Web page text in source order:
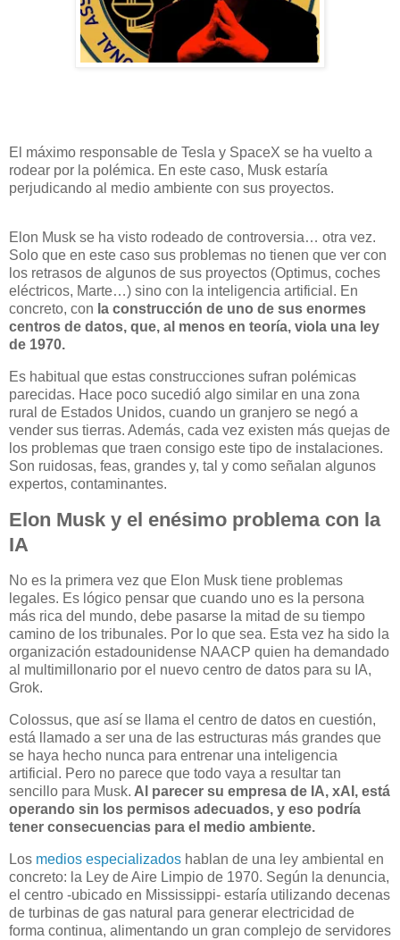
El máximo responsable de Tesla y SpaceX se ha vuelto a
rodear por la polémica. En este caso, Musk estaría
perjudicando al medio ambiente con sus proyectos.
Elon Musk se ha visto rodeado de controversia… otra vez.
Solo que en este caso sus problemas no tienen que ver con
los retrasos de algunos de sus proyectos (Optimus, coches
eléctricos, Marte…) sino con la inteligencia artificial. En
concreto, con la construcción de uno de sus enormes
centros de datos, que, al menos en teoría, viola una ley
de 1970.
Es habitual que estas construcciones sufran polémicas
parecidas. Hace poco sucedió algo similar en una zona
rural de Estados Unidos, cuando un granjero se negó a
vender sus tierras. Además, cada vez existen más quejas de
los problemas que traen consigo este tipo de instalaciones.
Son ruidosas, feas, grandes y, tal y como señalan algunos
expertos, contaminantes.
Elon Musk y el enésimo problema con la
IA
No es la primera vez que Elon Musk tiene problemas
legales. Es lógico pensar que cuando uno es la persona
más rica del mundo, debe pasarse la mitad de su tiempo
camino de los tribunales. Por lo que sea. Esta vez ha sido la
organización estadounidense NAACP quien ha demandado
al multimillonario por el nuevo centro de datos para su IA,
Grok.
Colossus, que así se llama el centro de datos en cuestión,
está llamado a ser una de las estructuras más grandes que
se haya hecho nunca para entrenar una inteligencia
artificial. Pero no parece que todo vaya a resultar tan
sencillo para Musk. Al parecer su empresa de IA, xAI, está
operando sin los permisos adecuados, y eso podría
tener consecuencias para el medio ambiente.
Los medios especializados hablan de una ley ambiental en
concreto: la Ley de Aire Limpio de 1970. Según la denuncia,
el centro -ubicado en Mississippi- estaría utilizando decenas
de turbinas de gas natural para generar electricidad de
forma continua, alimentando un gran complejo de servidores